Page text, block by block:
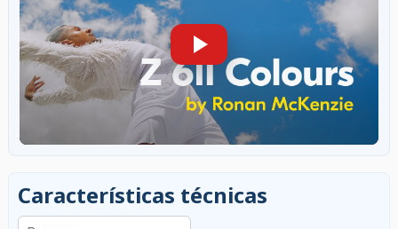
Características técnicas
Buscar en las características